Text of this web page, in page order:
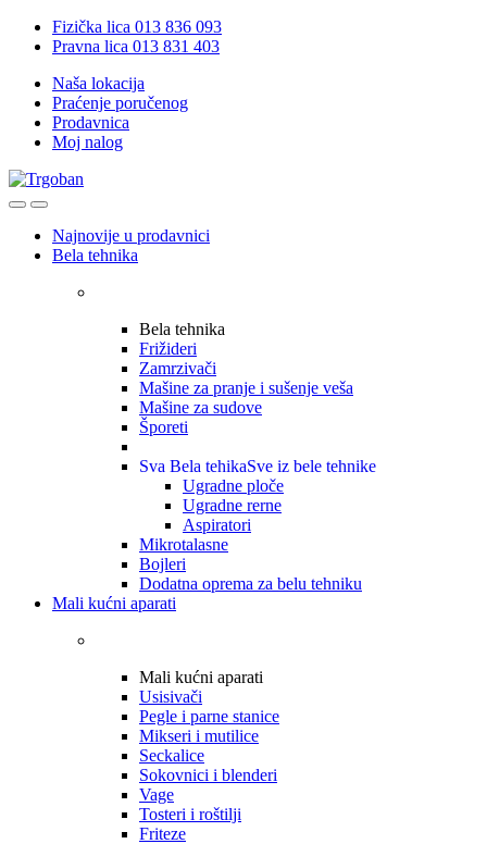
Skip
Skip
Fizička lica 013 836 093
Pravna lica 013 831 403
Naša lokacija
Praćenje poručenog
Prodavnica
Moj nalog
OpenClose
Najnovije u prodavnici
Bela tehnika
Bela tehnika
Frižideri
Zamrzivači
Mašine za pranje i sušenje veša
Mašine za sudove
Šporeti
Sva Bela tehikaSve iz bele tehnike
Ugradne ploče
Ugradne rerne
Aspiratori
Mikrotalasne
Bojleri
Dodatna oprema za belu tehniku
Mali kućni aparati
Mali kućni aparati
Usisivači
Pegle i parne stanice
Mikseri i mutilice
Seckalice
Sokovnici i blenderi
Vage
Tosteri i roštilji
Friteze